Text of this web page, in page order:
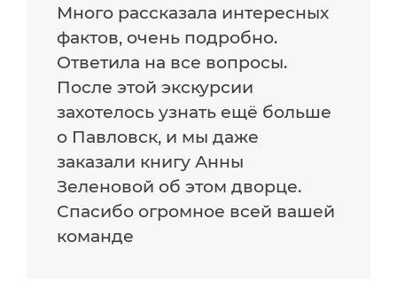
Много рассказала интересных
фактов, очень подробно.
Ответила на все вопросы.
После этой экскурсии
захотелось узнать ещё больше
о Павловск, и мы даже
заказали книгу Анны
Зеленовой об этом дворце.
Спасибо огромное всей вашей
команде